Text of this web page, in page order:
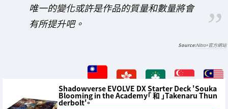
唯一的變化或許是作品的質量和數量將會
有所提升吧。
Nitro+官方網站
Shadowverse EVOLVE DX Starter Deck 'Souka
Blooming in the Academy「 和 」Takenaru Thun
derbolt'。